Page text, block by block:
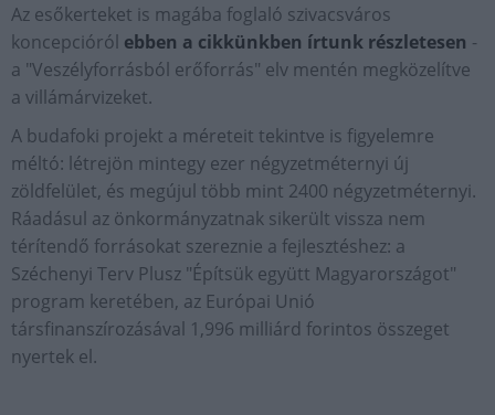
Az esőkerteket is magába foglaló szivacsváros
koncepcióról ebben a cikkünkben írtunk részletesen -
a "Veszélyforrásból erőforrás" elv mentén megközelítve
a villámárvizeket.
A budafoki projekt a méreteit tekintve is figyelemre
méltó: létrejön mintegy ezer négyzetméternyi új
zöldfelület, és megújul több mint 2400 négyzetméternyi.
Ráadásul az önkormányzatnak sikerült vissza nem
térítendő forrásokat szereznie a fejlesztéshez: a
Széchenyi Terv Plusz "Építsük együtt Magyarországot"
program keretében, az Európai Unió
társfinanszírozásával 1,996 milliárd forintos összeget
nyertek el.